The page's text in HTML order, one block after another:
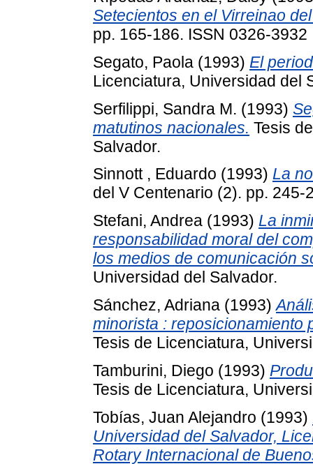
Setecientos en el Virreinao
pp. 165-186. ISSN 0326-3932
Segato, Paola (1993) El
Licenciatura, Universidad del
Serfilippi, Sandra M. (1993)
matutinos nacionales. Tesis
Salvador.
Sinnott , Eduardo (1993) La
del V Centenario (2). pp. 245-
Stefani, Andrea (1993) La
responsabilidad moral del
los medios de comunicación
Universidad del Salvador.
Sánchez, Adriana (1993)
minorista : reposicionamiento
Tesis de Licenciatura,
Tamburini, Diego (1993)
Tesis de Licenciatura,
Tobías, Juan Alejandro (1993)
Universidad del Salvador,
Rotary Internacional de